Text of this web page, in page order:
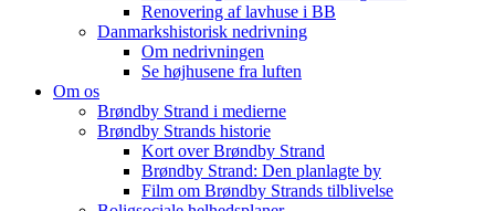
Renovering af lavhuse i BB
Danmarkshistorisk nedrivning
Om nedrivningen
Se højhusene fra luften
Om os
Brøndby Strand i medierne
Brøndby Strands historie
Kort over Brøndby Strand
Brøndby Strand: Den planlagte by
Film om Brøndby Strands tilblivelse